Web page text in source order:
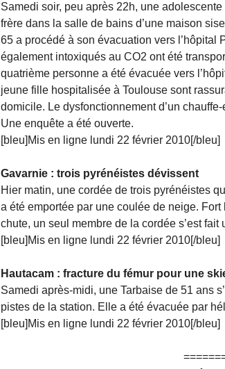
Samedi soir, peu après 22h, une
frère dans la salle de bains d’une maison
65 a procédé à son évacuation vers l’hôpital
également intoxiqués au CO2 ont été
quatrième personne a été évacuée vers
jeune fille hospitalisée à Toulouse sont
domicile. Le dysfonctionnement d’un
Une enquête a été ouverte.
[bleu]Mis en ligne lundi 22 février 2010[/bleu]
Gavarnie : trois pyrénéistes dévissent
Hier matin, une cordée de trois pyrénéistes
a été emportée par une coulée de neige.
chute, un seul membre de la cordée s’est
[bleu]Mis en ligne lundi 22 février 2010[/bleu]
Hautacam : fracture du fémur pour une
Samedi après-midi, une Tarbaise de 51 ans
pistes de la station. Elle a été évacuée par
[bleu]Mis en ligne lundi 22 février 2010[/bleu]